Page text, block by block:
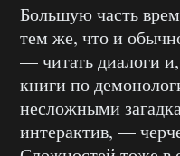
Большую часть
тем же, что и
— читать диалоги
книги по
несложными
интерактив, —